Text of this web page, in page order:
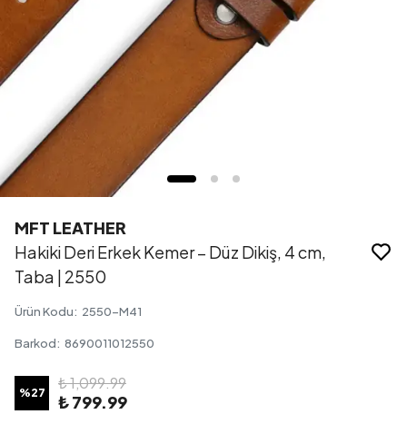
MFT LEATHER
Hakiki Deri Erkek Kemer – Düz Dikiş, 4 cm,
Taba | 2550
Ürün Kodu: 2550-M41
Barkod: 8690011012550
%27
₺ 1,099.99
₺ 799.99